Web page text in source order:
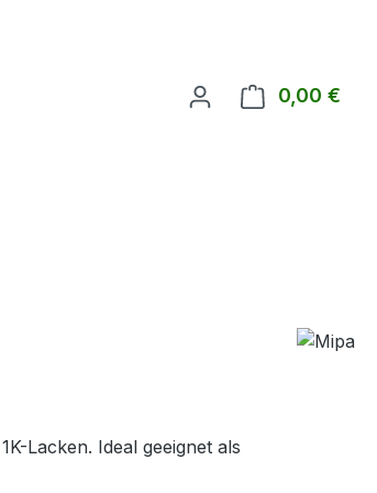
0,00 €
Lacken. Ideal geeignet als